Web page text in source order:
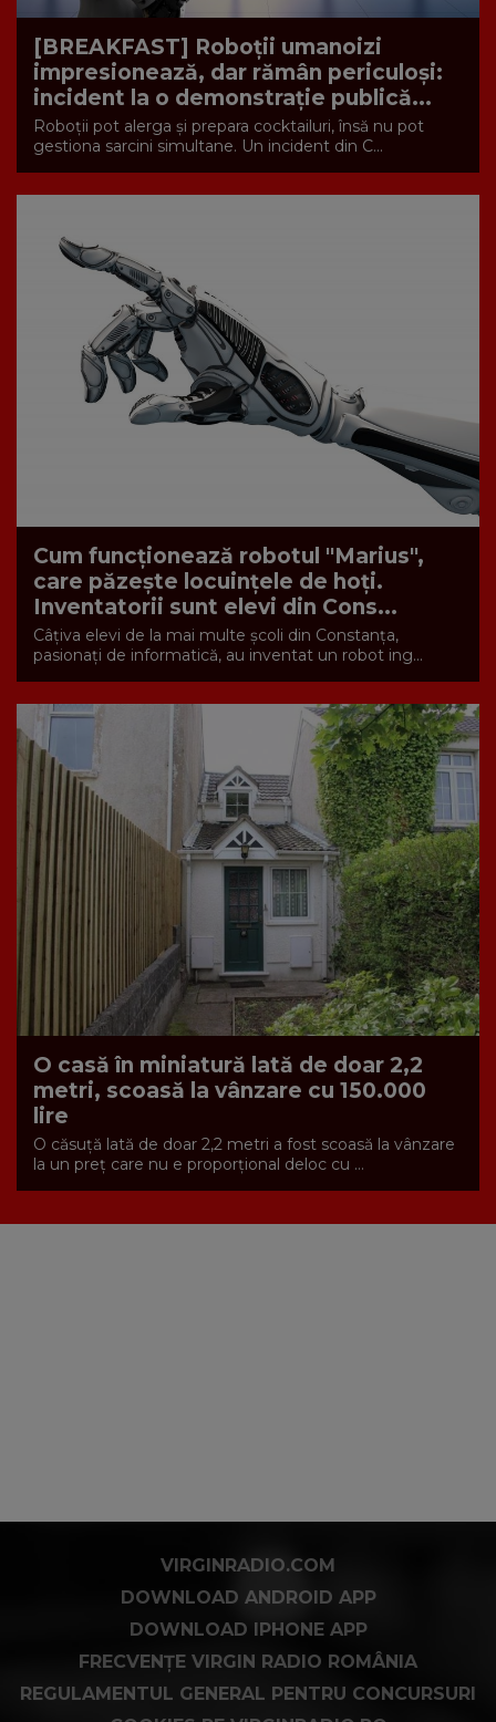
[BREAKFAST] Roboții umanoizi
impresionează, dar rămân periculoși:
incident la o demonstrație publică...
Roboții pot alerga și prepara cocktailuri, însă nu pot
gestiona sarcini simultane. Un incident din C...
Cum funcționează robotul "Marius",
care păzește locuințele de hoți.
Inventatorii sunt elevi din Cons...
Câţiva elevi de la mai multe școli din Constanța,
pasionați de informatică, au inventat un robot ing...
O casă în miniatură lată de doar 2,2
metri, scoasă la vânzare cu 150.000
lire
O căsuță lată de doar 2,2 metri a fost scoasă la vânzare
la un preț care nu e proporțional deloc cu ...
VIRGINRADIO.COM
DOWNLOAD ANDROID APP
DOWNLOAD IPHONE APP
FRECVENȚE VIRGIN RADIO ROMÂNIA
REGULAMENTUL GENERAL PENTRU CONCURSURI